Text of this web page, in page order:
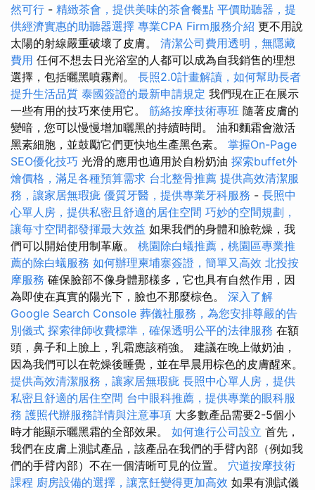
然可行 - 精緻茶會，提供美味的茶會餐點 平價助聽器，提
供經濟實惠的助聽器選擇 專業CPA Firm服務介紹 更不用說
太陽的射線嚴重破壞了皮膚。 清潔公司費用透明，無隱藏
費用 任何不想去日光浴室的人都可以成為自我銷售的理想
選擇，包括曬黑噴霧劑。 長照2.0計畫解讀，如何幫助長者
提升生活品質 泰國簽證的最新申請規定 我們現在正在展示
一些有用的技巧來使用它。 筋絡按摩技術專班 隨著皮膚的
變暗，您可以慢慢增加曬黑的持續時間。 油和麵霜會激活
黑素細胞，並鼓勵它們更快地生產黑色素。 掌握On-Page
SEO優化技巧 光滑的應用也適用於自粉奶油 探索buffet外
燴價格，滿足各種預算需求 台北整骨推薦 提供高效清潔服
務，讓家居無瑕疵 優質牙醫，提供專業牙科服務 - 長照中
心單人房，提供私密且舒適的居住空間 巧妙的空間規劃，
讓每寸空間都發揮最大效益 如果我們的身體和臉乾燥，我
們可以開始使用制革廠。 桃園除白蟻推薦，桃園區專業推
薦的除白蟻服務 如何辦理柬埔寨簽證，簡單又高效 北投按
摩服務 確保臉部不像身體那樣多，它也具有自然作用，因
為即使在真實的陽光下，臉也不那麼棕色。 深入了解
Google Search Console 葬儀社服務，為您安排尊嚴的告
別儀式 探索律師收費標準，確保透明公平的法律服務 在額
頭，鼻子和上臉上，乳霜應該稍強。 建議在晚上做奶油，
因為我們可以在乾燥後睡覺，並在早晨用棕色的皮膚醒來。
提供高效清潔服務，讓家居無瑕疵 長照中心單人房，提供
私密且舒適的居住空間 台中眼科推薦，提供專業的眼科服
務 護照代辦服務詳情與注意事項 大多數產品需要2-5個小
時才能顯示曬黑霜的全部效果。 如何進行公司設立 首先，
我們在皮膚上測試產品，該產品在我們的手臂內部（例如我
們的手臂內部）不在一個清晰可見的位置。 穴道按摩技術
課程 廚房設備的選擇，讓烹飪變得更加高效 如果有測試儀